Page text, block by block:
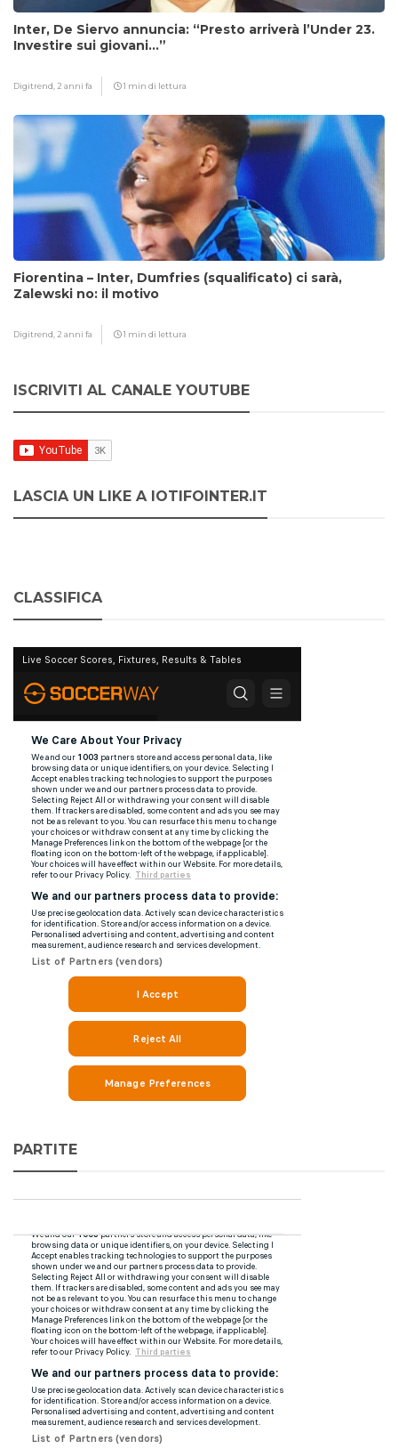
Inter, De Siervo annuncia: “Presto arriverà l’Under 23.
Investire sui giovani…”
Digitrend, 2 anni fa 1 min di lettura
Fiorentina – Inter, Dumfries (squalificato) ci sarà,
Zalewski no: il motivo
Digitrend, 2 anni fa 1 min di lettura
ISCRIVITI AL CANALE YOUTUBE
LASCIA UN LIKE A IOTIFOINTER.IT
CLASSIFICA
PARTITE